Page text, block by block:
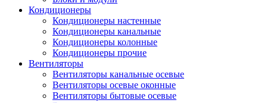
Кондиционеры
Кондиционеры настенные
Кондиционеры канальные
Кондиционеры колонные
Кондиционеры прочие
Вентиляторы
Вентиляторы канальные осевые
Вентиляторы осевые оконные
Вентиляторы бытовые осевые